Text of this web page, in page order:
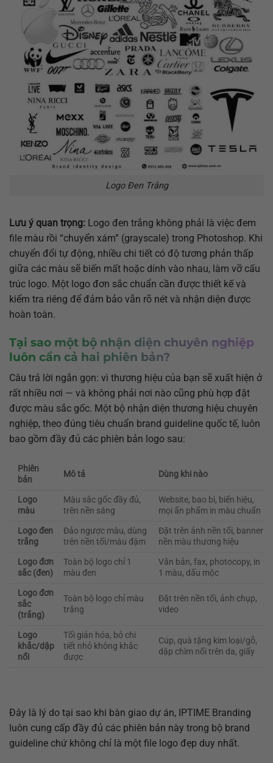
Logo Đen Trắng
Lưu ý quan trọng: Logo đen trắng không phải là việc đem
file màu rồi “chuyển xám” (grayscale) trong Photoshop. Khi
chuyển đổi tự động, nhiều chi tiết có độ tương phản thấp
giữa các màu sẽ biến mất hoặc dính vào nhau, làm vỡ cấu
trúc logo. Một logo đơn sắc chuẩn cần được thiết kế và
kiểm tra riêng để đảm bảo vẫn rõ nét và nhận diện được
hoàn toàn.
Tại sao một bộ nhận diện chuyên nghiệp
luôn cần cả hai phiên bản?
Câu trả lời ngắn gọn: vì thương hiệu của bạn sẽ xuất hiện ở
rất nhiều nơi — và không phải nơi nào cũng phù hợp đặt
được màu sắc gốc. Một bộ nhận diện thương hiệu chuyên
nghiệp, theo đúng tiêu chuẩn brand guideline quốc tế, luôn
bao gồm đầy đủ các phiên bản logo sau:
Phiên
bản
Mô tả Dùng khi nào
Logo
màu
Màu sắc gốc đầy đủ,
trên nền sáng
Website, bao bì, biển hiệu,
mọi ấn phẩm in màu chuẩn
Logo đen
trắng
Đảo ngược màu, dùng
trên nền tối/màu đậm
Đặt trên ảnh nền tối, banner
nền màu thương hiệu
Logo đơn
sắc (đen)
Toàn bộ logo chỉ 1
màu đen
Văn bản, fax, photocopy, in
1 màu, dấu mộc
Logo đơn
sắc
(trắng)
Toàn bộ logo chỉ màu
trắng
Đặt trên nền tối, ảnh chụp,
video
Logo
khắc/dập
nổi
Tối giản hóa, bỏ chi
tiết nhỏ không khắc
được
Cúp, quà tặng kim loại/gỗ,
dập chìm nổi trên da, giấy
Đây là lý do tại sao khi bàn giao dự án, IPTIME Branding
luôn cung cấp đầy đủ các phiên bản này trong bộ brand
guideline chứ không chỉ là một file logo đẹp duy nhất.